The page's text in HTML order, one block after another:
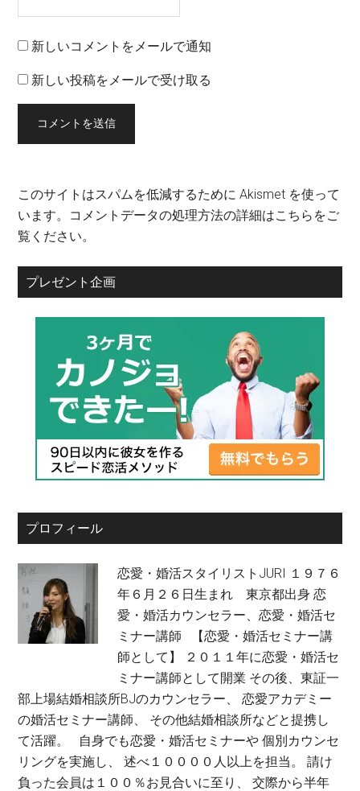
新しいコメントをメールで通知
新しい投稿をメールで受け取る
このサイトはスパムを低減するために Akismet を使って
います。 コメントデータの処理方法の詳細はこちらをご
覧ください。
プレゼント企画
プロフィール
恋愛・婚活スタイリストJURI １９７６
年６月２６日生まれ 東京都出身 恋
愛・婚活カウンセラー、恋愛・婚活セ
ミナー講師 【恋愛・婚活セミナー講
師として】 ２０１１年に恋愛・婚活セ
ミナー講師として開業 その後、東証一
部上場結婚相談所BJのカウンセラー、 恋愛アカデミー
の婚活セミナー講師、 その他結婚相談所などと提携し
て活躍。 自身でも恋愛・婚活セミナーや 個別カウンセ
リングを実施し、 述べ１００００人以上を担当。 請け
負った会員は１００％お見合いに至り、 交際から半年